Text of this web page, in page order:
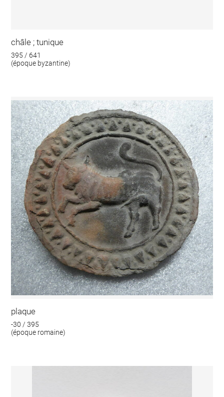
châle ; tunique
395 / 641
(époque byzantine)
plaque
-30 / 395
(époque romaine)